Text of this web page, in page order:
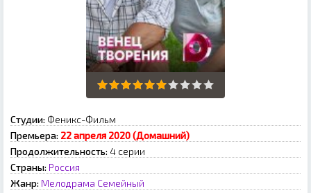
Студии: Феникс-Фильм
Премьера: 22 апреля 2020 (Домашний)
Продолжительность: 4 серии
Страны: Россия
Жанр: Мелодрама Семейный